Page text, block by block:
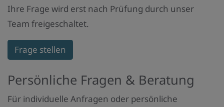
Ihre Frage wird erst nach Prüfung durch unser
Team freigeschaltet.
Frage stellen
Persönliche Fragen & Beratung
Für individuelle Anfragen oder persönliche